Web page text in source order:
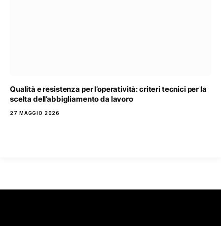
Qualità e resistenza per l’operatività: criteri tecnici per la
scelta dell’abbigliamento da lavoro
27 MAGGIO 2026